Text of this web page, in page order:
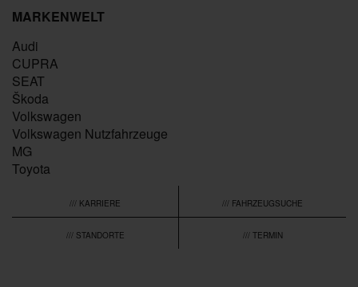
MARKENWELT
Audi
CUPRA
SEAT
Škoda
Volkswagen
Volkswagen Nutzfahrzeuge
MG
Toyota
/// KARRIERE /// FAHRZEUGSUCHE
/// STANDORTE /// TERMIN